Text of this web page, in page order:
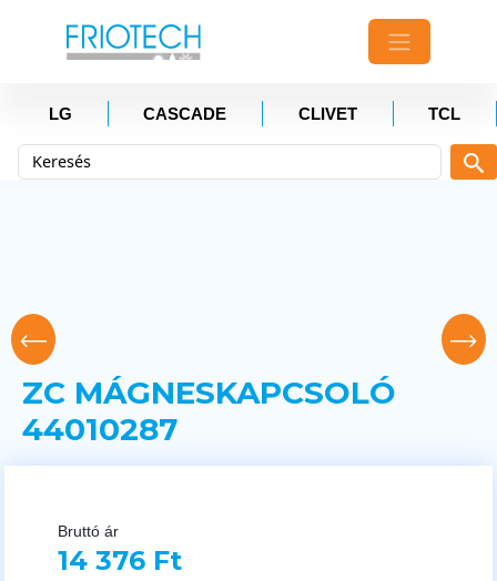
LG CASCADE CLIVET TCL
ZC MÁGNESKAPCSOLÓ
44010287
Bruttó ár
14 376 Ft